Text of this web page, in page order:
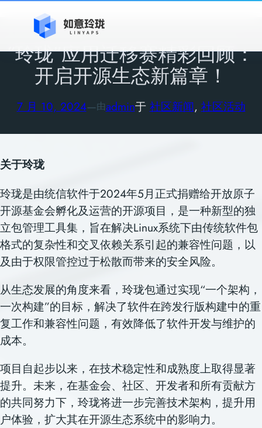
“玲珑”应用迁移赛精彩回顾：
开启开源生态新篇章！
7 月 10, 2024—由admin于 社区新闻, 社区活动
关于玲珑
玲珑是由统信软件于2024年5月正式捐赠给开放原子
开源基金会孵化及运营的开源项目，是一种新型的独
立包管理工具集，旨在解决Linux系统下由传统软件包
格式的复杂性和交叉依赖关系引起的兼容性问题，以
及由于权限管控过于松散而带来的安全风险。
从生态发展的角度来看，玲珑包通过实现“一个架构，
一次构建”的目标，解决了软件在跨发行版构建中的重
复工作和兼容性问题，有效降低了软件开发与维护的
成本。
项目自起步以来，在技术稳定性和成熟度上取得显著
提升。未来，在基金会、社区、开发者和所有贡献方
的共同努力下，玲珑将进一步完善技术架构，提升用
户体验，扩大其在开源生态系统中的影响力。